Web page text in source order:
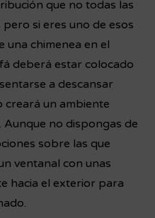
que no todas las
si eres uno de esos
una chimenea en el
deberá estar colocado
a descansar
creará un ambiente
no dispongas de
sobre las que
ventanal con unas
hacia el exterior para